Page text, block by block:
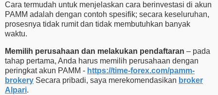
Cara termudah untuk menjelaskan cara berinvestasi di akun
PAMM adalah dengan contoh spesifik; secara keseluruhan,
prosesnya tidak rumit dan tidak membutuhkan banyak
waktu.
Memilih perusahaan dan melakukan pendaftaran – pada
tahap pertama, Anda harus memilih perusahaan dengan
peringkat akun PAMM - https://time-forex.com/pamm-
brokery Secara pribadi, saya merekomendasikan broker
Alpari.